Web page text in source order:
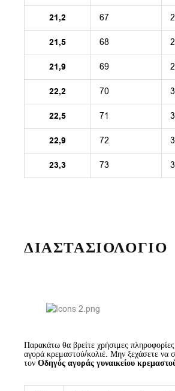
21,2 67
21,5 68
21,9 69
22,2 70
22,5 71
22,9 72
23,3 73
ΔΙΑΣΤΑΣΙΟΛΟΓΙΟ
Παρακάτω θα βρείτε χρήσιμες
αγορά κρεμαστού/κολιέ. Μην ξεχάσετε να
τον Οδηγός αγοράς γυναικείου